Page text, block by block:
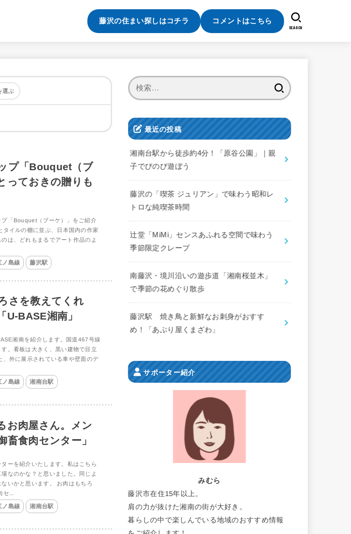
藤沢の住まい探しはコチラ コメントはこちら
SEARCH
選ぶ
プ「Bouquet（ブ
っておきの贈りも
「Bouquet（ブーケ）」をご紹介
タイルの棚に並ぶ、日本国内の作家
は、どれもまるでアート作品のよ
ノ島線 藤沢駅
さを教えてくれ
U-BASE湘南」
湘南を紹介します。国道467号線
。看板は大きく、黒い建物で目立
、外に展示されている車や壁面のデ
ノ島線 湘南台駅
お肉屋さん。メン
畜食肉センター」
ーを紹介いたします。私はこちら
なのかな？と思いました。同じよ
いかと思います。 お肉はもちろ
セ...
ノ島線 湘南台駅
最近の投稿
湘南台駅から徒歩約4分！「原谷公園」｜親
子でびのび遊ぼう
藤沢の「喫茶 ジュリアン」で味わう昭和レ
トロな純喫茶時間
辻堂「MiMi」センスあふれる空間で味わう
季節限定クレープ
南藤沢・境川沿いの遊歩道「湘南桜並木」
で季節の花めぐり散歩
藤沢駅 焼き鳥と新鮮なお刺身がおすす
め！「あぶり屋くまざわ」
サポーター紹介
みむら
藤沢市在住15年以上。
肩の力が抜けた湘南の街が大好き。
暮らしの中で楽しんでいる地域のおすすめ情報